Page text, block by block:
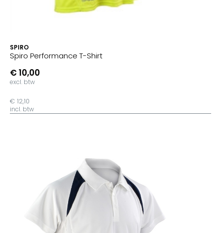
SPIRO
Spiro Performance T-Shirt
€ 10,00
excl. btw
€ 12,10
incl. btw